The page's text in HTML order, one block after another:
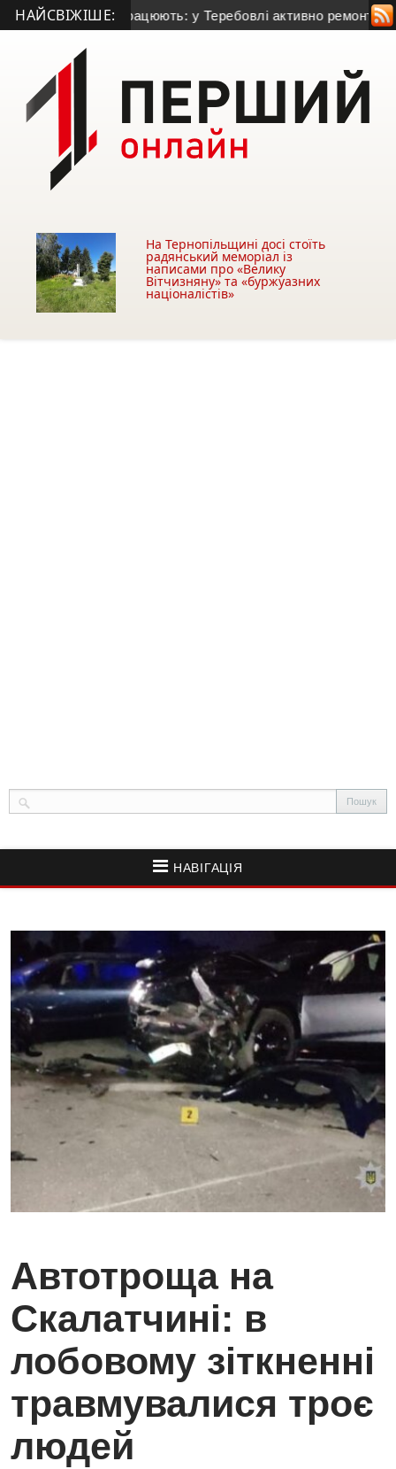
НАЙСВІЖІШЕ:
мільйони працюють: у Теребовлі активно ремонтують
На Тернопільщині досі стоїть
радянський меморіал із
написами про «Велику
Вітчизняну» та «буржуазних
націоналістів»
НАВІГАЦІЯ
Автотроща на
Скалатчині: в
лобовому зіткненні
травмувалися троє
людей